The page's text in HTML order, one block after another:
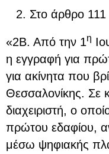
Στο άρθρο
«2Β. Από την 1η
η εγγραφή για
για ακίνητα που
Θεσσαλονίκης. Σε
διαχειριστή, ο
πρώτου εδαφίου,
μέσω ψηφιακής